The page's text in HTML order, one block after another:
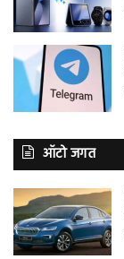
ऑटो जगत